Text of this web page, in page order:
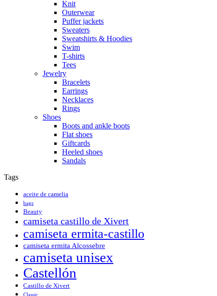
Knit
Outerwear
Puffer jackets
Sweaters
Sweatshirts & Hoodies
Swim
T-shirts
Tees
Jewelry
Bracelets
Earrings
Necklaces
Rings
Shoes
Boots and ankle boots
Flat shoes
Giftcards
Heeled shoes
Sandals
Tags
aceite de camelia
bags
Beauty
camiseta castillo de Xivert
camiseta ermita-castillo
camiseta ermita Alcossebre
camiseta unisex
Castellón
Castillo de Xivert
Classic